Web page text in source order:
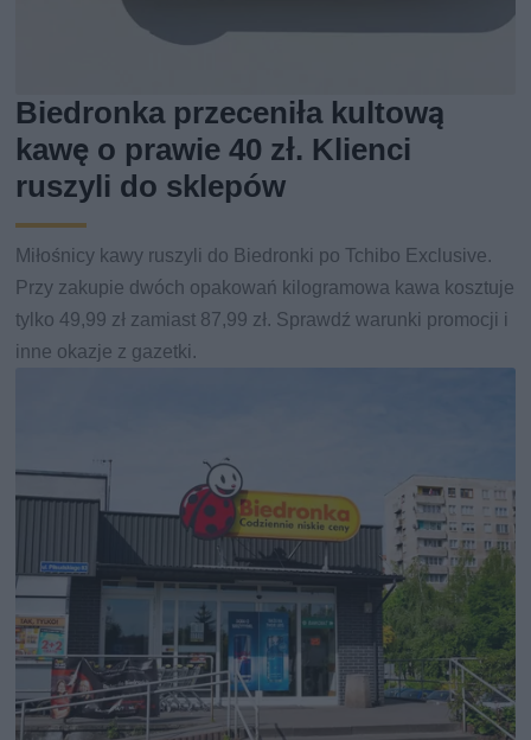
Biedronka przeceniła kultową
kawę o prawie 40 zł. Klienci
ruszyli do sklepów
Miłośnicy kawy ruszyli do Biedronki po Tchibo Exclusive.
Przy zakupie dwóch opakowań kilogramowa kawa kosztuje
tylko 49,99 zł zamiast 87,99 zł. Sprawdź warunki promocji i
inne okazje z gazetki.